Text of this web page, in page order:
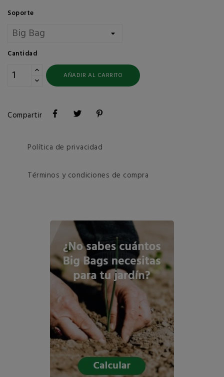
Soporte
Cantidad
AÑADIR AL CARRITO
Compartir
Política de privacidad
Términos y condiciones de compra